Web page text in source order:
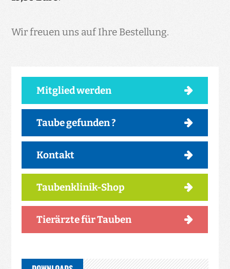
Wir freuen uns auf Ihre Bestellung.
Mitglied werden
Taube gefunden ?
Kontakt
Taubenklinik-Shop
Tierärzte für Tauben